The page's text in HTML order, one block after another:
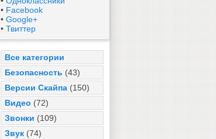
• Facebook
• Google+
• Твиттер
Все категории
Безопасность (43)
Версии Скайпа (150)
Видео (72)
Звонки (109)
Звук (74)